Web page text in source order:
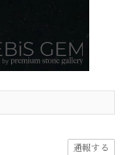
通報する